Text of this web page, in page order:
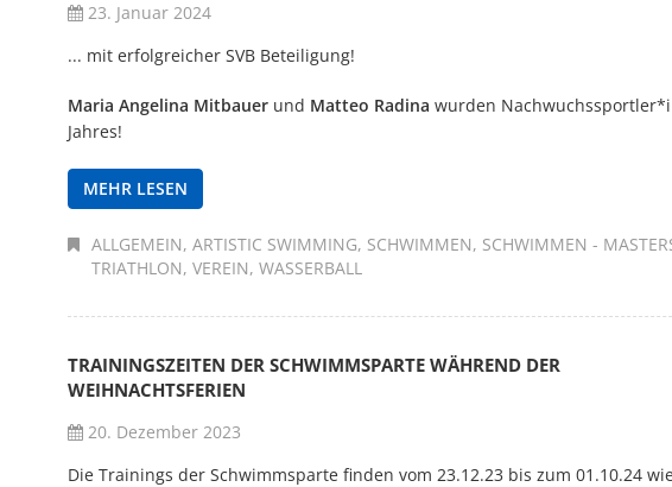
23. Januar 2024
... mit erfolgreicher SVB Beteiligung!
Maria Angelina Mitbauer und Matteo Radina wurden
Jahres!
MEHR LESEN
ALLGEMEIN ARTISTIC SWIMMING SCHWIMMEN SCHWIMMEN -
TRIATHLON VEREIN WASSERBALL
TRAININGSZEITEN DER SCHWIMMSPARTE WÄHREND DER
WEIHNACHTSFERIEN
20. Dezember 2023
Die Trainings der Schwimmsparte finden vom 23.12.23 bis zum 01.10.24